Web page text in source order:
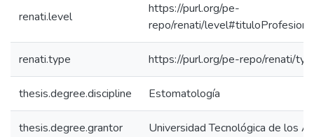
renati.level
https://purl.org/pe-
repo/renati/
renati.type https://purl.org/pe-repo/renati/
thesis.degree.discipline Estomatología
thesis.degree.grantor Universidad Tecnológica de los